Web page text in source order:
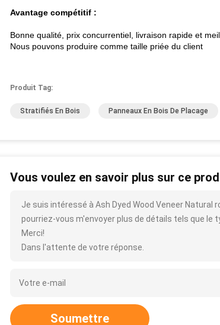
Avantage compétitif :
Bonne qualité, prix concurrentiel, livraison rapide et
Nous pouvons produire comme taille priée du client
Produit Tag:
Stratifiés En Bois Panneaux En Bois De Placage
Vous voulez en savoir plus sur ce
Je suis intéressé à Ash Dyed Wood Veneer Natural
pourriez-vous m'envoyer plus de détails tels que le
Merci!
Dans l'attente de votre réponse.
Soumettre